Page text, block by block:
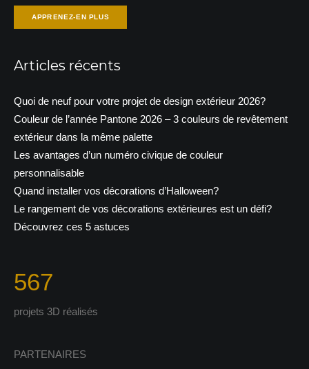
APPRENEZ-EN PLUS
Articles récents
Quoi de neuf pour votre projet de design extérieur 2026?
Couleur de l’année Pantone 2026 – 3 couleurs de revêtement
extérieur dans la même palette
Les avantages d’un numéro civique de couleur
personnalisable
Quand installer vos décorations d’Halloween?
Le rangement de vos décorations extérieures est un défi?
Découvrez ces 5 astuces
567
projets 3D réalisés
PARTENAIRES